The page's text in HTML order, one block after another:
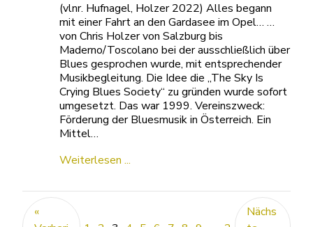
(vlnr. Hufnagel, Holzer 2022) Alles begann
mit einer Fahrt an den Gardasee im Opel… …
von Chris Holzer von Salzburg bis
Maderno/Toscolano bei der ausschließlich über
Blues gesprochen wurde, mit entsprechender
Musikbegleitung. Die Idee die „The Sky Is
Crying Blues Society“ zu gründen wurde sofort
umgesetzt. Das war 1999. Vereinszweck:
Förderung der Bluesmusik in Österreich. Ein
Mittel…
Weiterlesen ...
«
Nächs